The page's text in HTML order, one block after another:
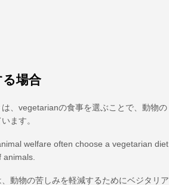
場合
、vegetarianの食事を選ぶことで、動物の
ます。
welfare often choose a vegetarian diet
動物の苦しみを軽減するためにベジタリア